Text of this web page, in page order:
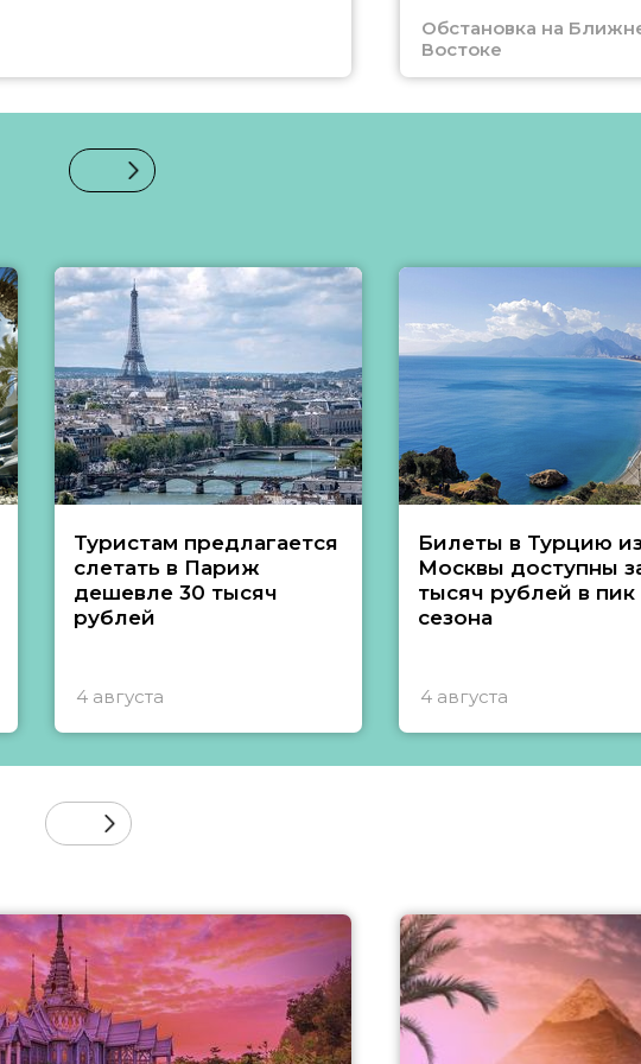
Обстановка на
Востоке
Туристам предлагается
слетать в Париж
дешевле 30 тысяч
рублей
4 августа
Билеты в Турцию из
Москвы доступны
тысяч рублей в пик
сезона
4 августа